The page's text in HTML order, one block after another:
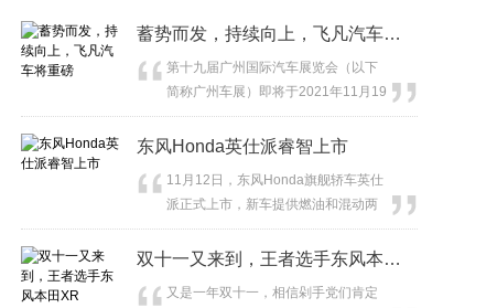
蓄势而发，持续向上，飞凡汽车将重磅
第十九届广州国际汽车展览会（以下
简称广州车展）即将于2021年11月19
日正式拉...
东风Honda英仕派睿智上市
11月12日，东风Honda旗舰轿车英仕
派正式上市，新车提供燃油和混动两
种动力选择...
双十一又来到，王者选手东风本田XR
又是一年双十一，相信剁手党们肯定